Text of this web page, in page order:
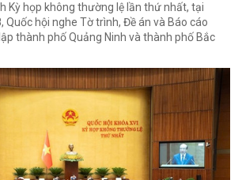
Kỳ họp không thường lệ lần thứ nhất, tại
Quốc hội nghe Tờ trình, Đề án và Báo cáo
thành phố Quảng Ninh và thành phố Bắc